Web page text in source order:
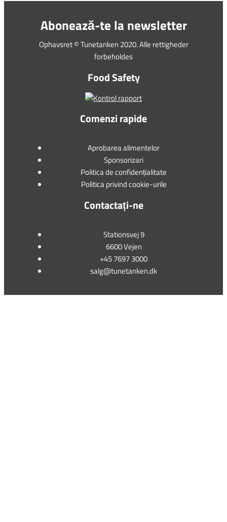
Abonează-te la newsletter
Ophavsret © Tunetanken 2020. Alle rettigheder
forbeholdes
Food Safety
Comenzi rapide
Aprobarea alimentelor
Sponsorizari
Politica de confidențialitate
Politica privind cookie-urile
Contactați-ne
Stationsvej 9
6600 Vejen
+45 7697 3000
salg@tunetanken.dk